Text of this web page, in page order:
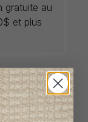
gratuite au
et plus